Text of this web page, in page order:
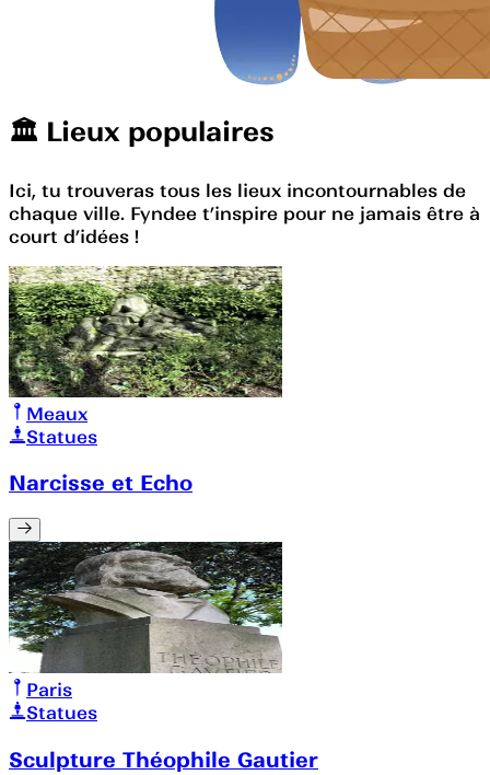
🏛️️ Lieux populaires
Ici, tu trouveras tous les lieux incontournables de
chaque ville. Fyndee t’inspire pour ne jamais être à
court d’idées !
Meaux
Statues
Narcisse et Echo
Paris
Statues
Sculpture Théophile Gautier